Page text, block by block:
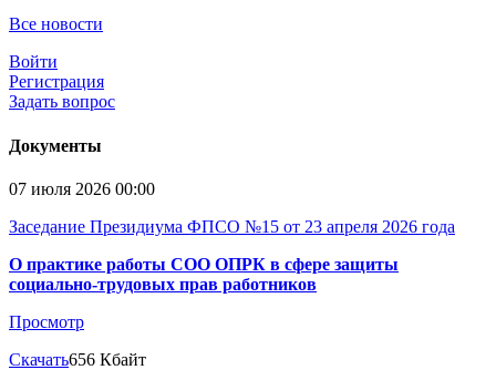
Все новости
Войти
Регистрация
Задать вопрос
Документы
07 июля 2026 00:00
Заседание Президиума ФПСО №15 от 23 апреля 2026 года
О практике работы СОО ОПРК в сфере защиты
социально-трудовых прав работников
Просмотр
Скачать656 Кбайт